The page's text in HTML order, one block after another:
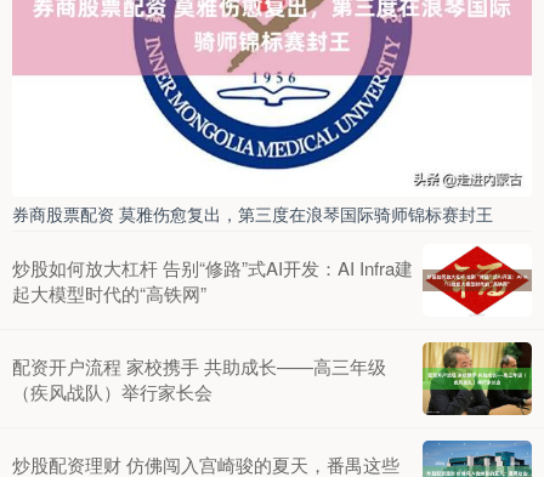
网上正规实盘配资网站： 2026-06-12
7月9日，《人民日报》在评论版刊登标题为《“老汤”出
新味更靓——写好人文经济学的大文章④》的评论，点
赞永庆坊下足微改造的
券商股票配资 莫雅伤愈复出，第三度在浪琴国际骑师锦标赛封王
炒股如何放大杠杆 告别“修路”式AI开发：AI Infra建
起大模型时代的“高铁网”
配资开户流程 家校携手 共助成长——高三年级
（疾风战队）举行家长会
炒股配资理财 仿佛闯入宫崎骏的夏天，番禺这些